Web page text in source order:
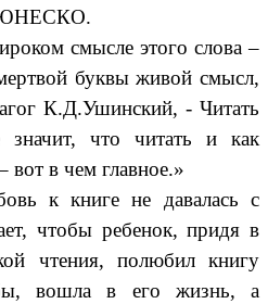
ЮНЕСКО.
смысле этого слова –
буквы живой смысл,
К.Д.Ушинский, - Читать
что читать и как
вот в чем главное.»
книге не давалась с
чтобы ребенок, придя в
чтения, полюбил книгу
вошла в его жизнь, а